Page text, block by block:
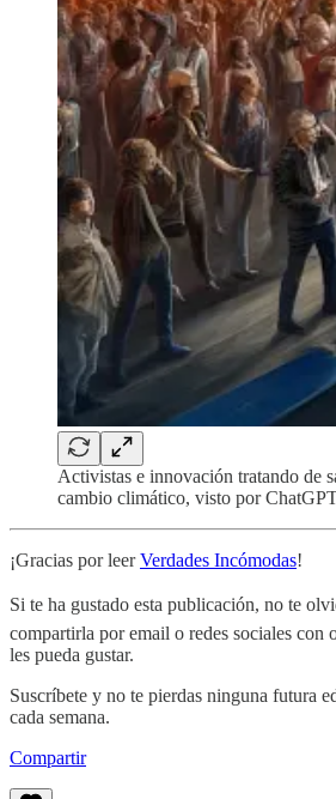
Activistas e innovación tratando de
cambio climático, visto por
¡Gracias por leerVerdades Incómodas!
Si te ha gustado esta publicación, no te
compartirla por email o redes sociales con
les pueda gustar.
Suscríbete y no te pierdas ninguna futura
cada semana.
Compartir